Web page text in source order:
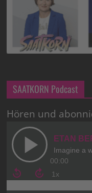
SAATKORN Podcast
Hören und